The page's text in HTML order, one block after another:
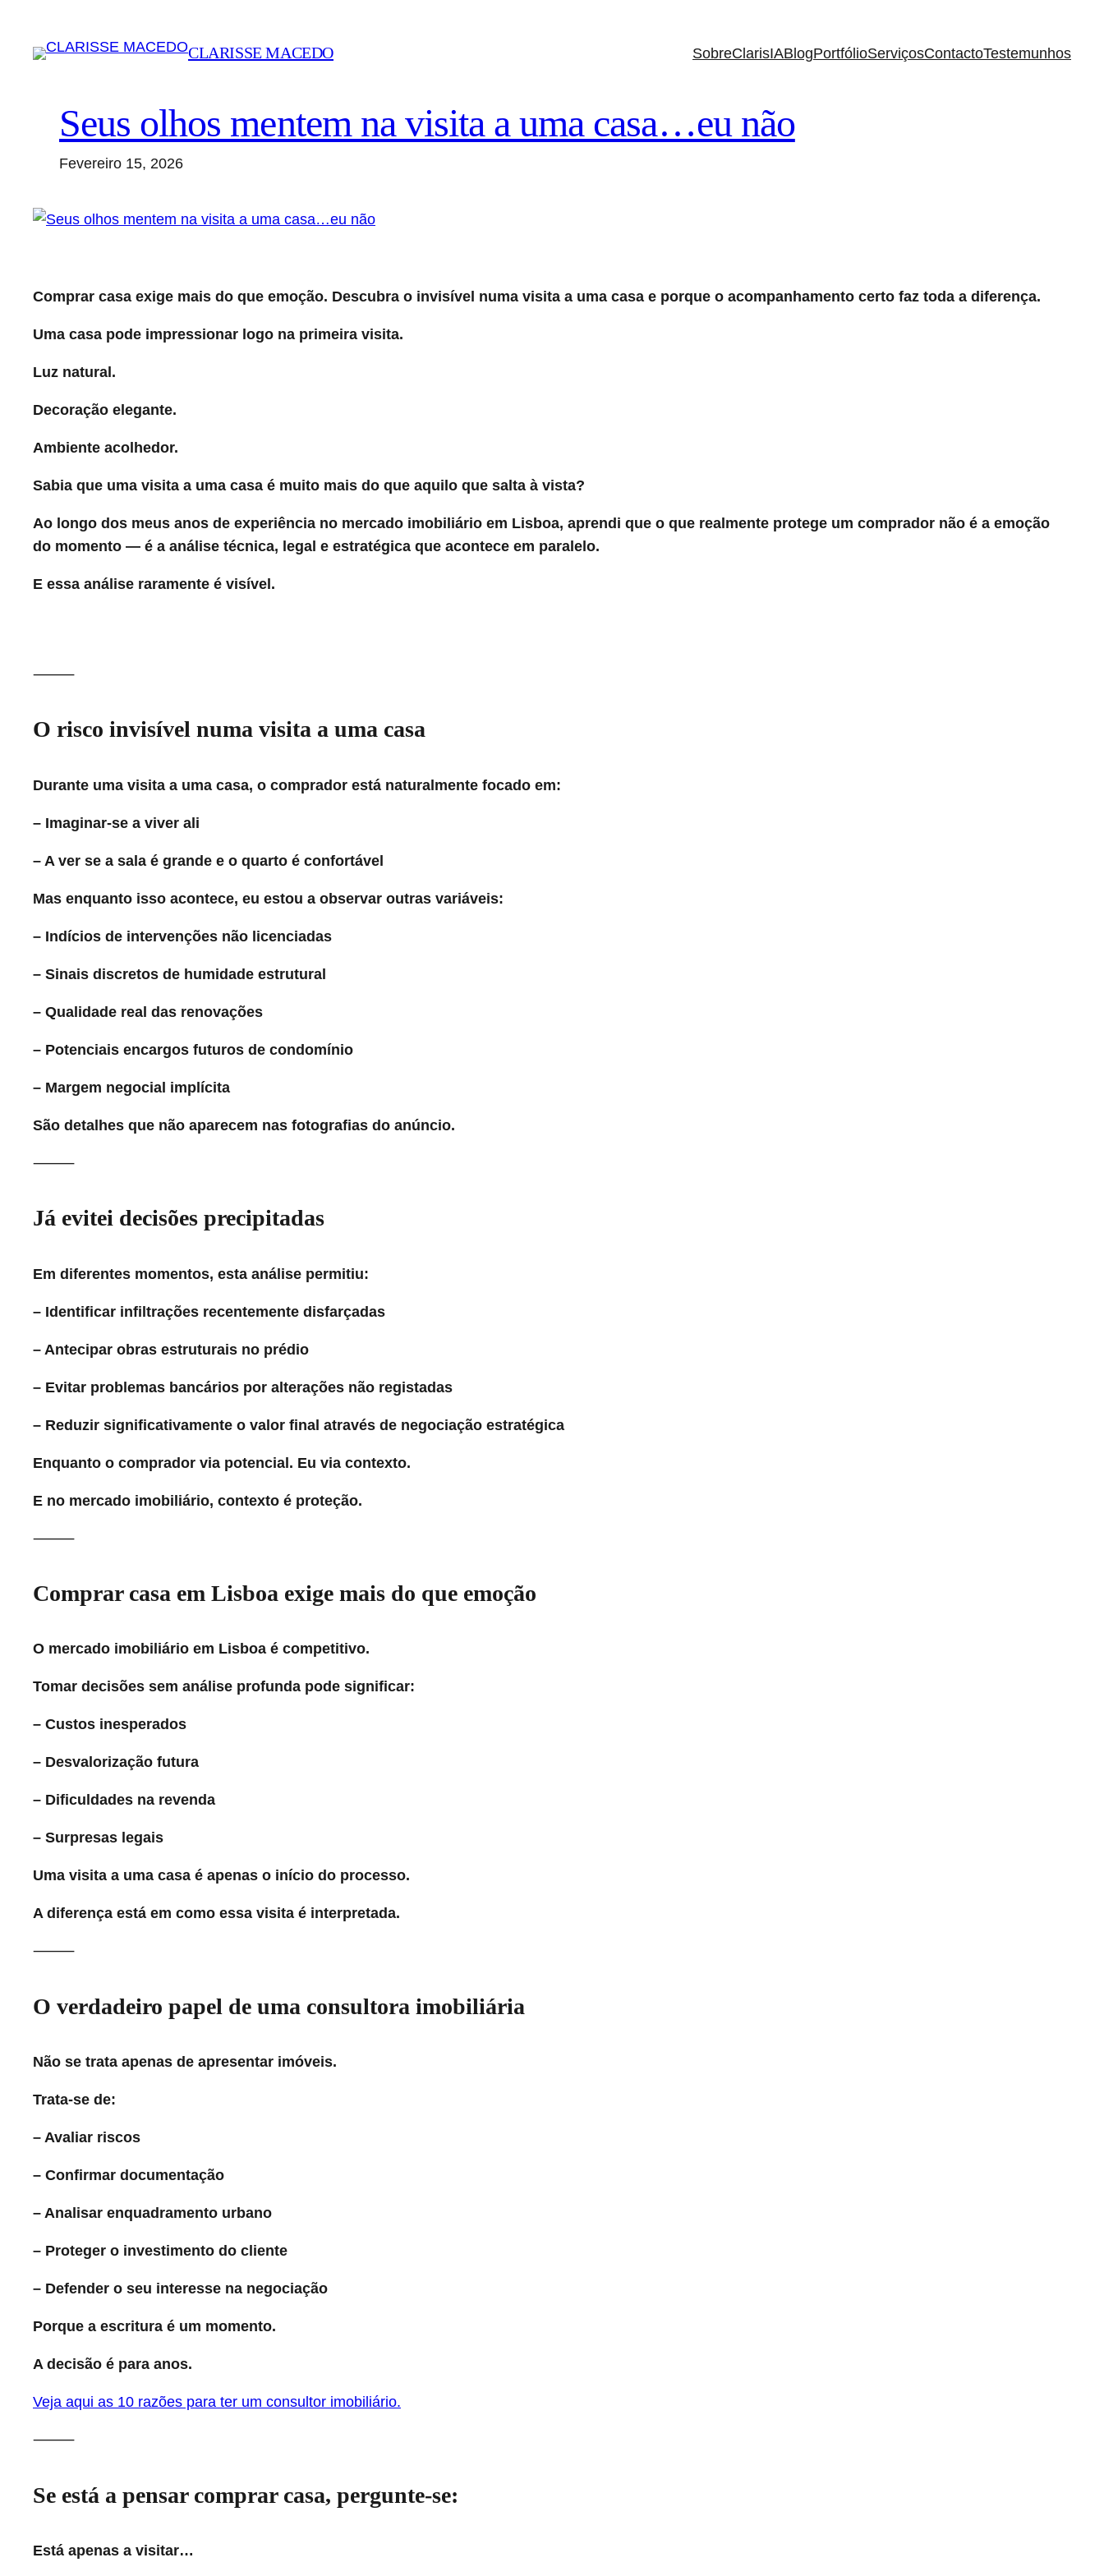
CLARISSE MACEDO SobreClarisIABlogPortfólioServiçosContactoTestemunhos
Seus olhos mentem na visita a uma casa…eu não
Fevereiro 15, 2026
Comprar casa exige mais do que emoção. Descubra o invisível numa visita a uma casa e porque o acompanhamento certo faz toda a diferença.
Uma casa pode impressionar logo na primeira visita.
Luz natural.
Decoração elegante.
Ambiente acolhedor.
Sabia que uma visita a uma casa é muito mais do que aquilo que salta à vista?
Ao longo dos meus anos de experiência no mercado imobiliário em Lisboa, aprendi que o que realmente protege um comprador não é a emoção
do momento — é a análise técnica, legal e estratégica que acontece em paralelo.
E essa análise raramente é visível.
⸻
O risco invisível numa visita a uma casa
Durante uma visita a uma casa, o comprador está naturalmente focado em:
– Imaginar-se a viver ali
– A ver se a sala é grande e o quarto é confortável
Mas enquanto isso acontece, eu estou a observar outras variáveis:
– Indícios de intervenções não licenciadas
– Sinais discretos de humidade estrutural
– Qualidade real das renovações
– Potenciais encargos futuros de condomínio
– Margem negocial implícita
São detalhes que não aparecem nas fotografias do anúncio.
⸻
Já evitei decisões precipitadas
Em diferentes momentos, esta análise permitiu:
– Identificar infiltrações recentemente disfarçadas
– Antecipar obras estruturais no prédio
– Evitar problemas bancários por alterações não registadas
– Reduzir significativamente o valor final através de negociação estratégica
Enquanto o comprador via potencial. Eu via contexto.
E no mercado imobiliário, contexto é proteção.
⸻
Comprar casa em Lisboa exige mais do que emoção
O mercado imobiliário em Lisboa é competitivo.
Tomar decisões sem análise profunda pode significar:
– Custos inesperados
– Desvalorização futura
– Dificuldades na revenda
– Surpresas legais
Uma visita a uma casa é apenas o início do processo.
A diferença está em como essa visita é interpretada.
⸻
O verdadeiro papel de uma consultora imobiliária
Não se trata apenas de apresentar imóveis.
Trata-se de:
– Avaliar riscos
– Confirmar documentação
– Analisar enquadramento urbano
– Proteger o investimento do cliente
– Defender o seu interesse na negociação
Porque a escritura é um momento.
A decisão é para anos.
Veja aqui as 10 razões para ter um consultor imobiliário.
⸻
Se está a pensar comprar casa, pergunte-se:
Está apenas a visitar…